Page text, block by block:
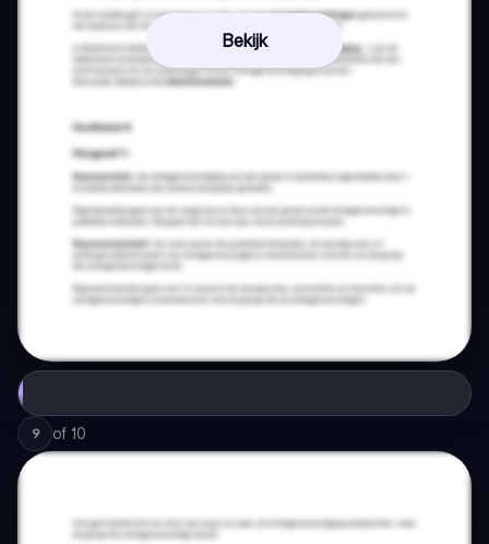
Bekijk
9 of 10